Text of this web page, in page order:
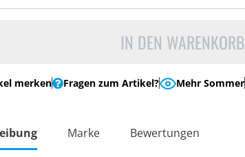
IN DEN WARENKORB
merken Fragen zum Artikel? Mehr Sommer
Marke Bewertungen